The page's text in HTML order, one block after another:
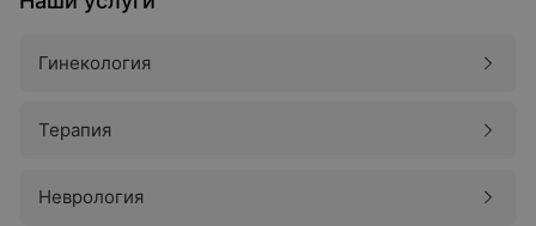
Гинекология
Терапия
Неврология